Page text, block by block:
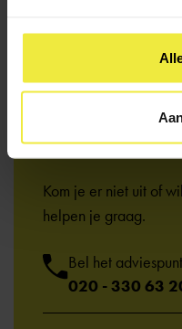
Heb je een
Kom je er niet uit of
helpen je graag.
Bel het
020 - 330 63